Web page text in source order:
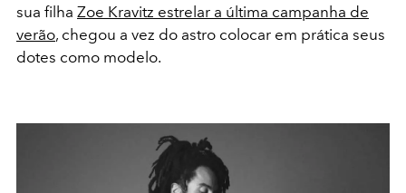
sua filha Zoe Kravitz estrelar a última campanha de
verão, chegou a vez do astro colocar em prática seus
dotes como modelo.